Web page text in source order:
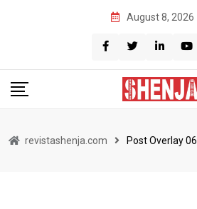
August 8, 2026
revistashenja.com Post Overlay 06